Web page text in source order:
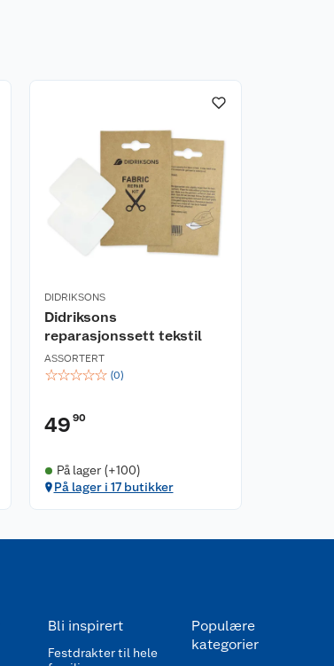
DIDRIKSONS
Didriksons
reparasjonssett tekstil
ASSORTERT
☆☆☆☆☆ (0)
49 90
På lager (+100)
På lager i 17 butikker
Bli inspirert
Festdrakter til hele
Populære
kategorier